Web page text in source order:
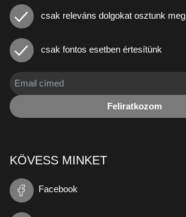
csak releváns dolgokat osztunk meg
csak fontos esetben értesítünk
Feliratkozom
KÖVESS MINKET
Facebook